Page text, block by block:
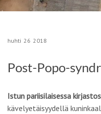
huhti 26 2018
Post-Popo-
Istun pariisilaisessa
kävelyetäisyydellä